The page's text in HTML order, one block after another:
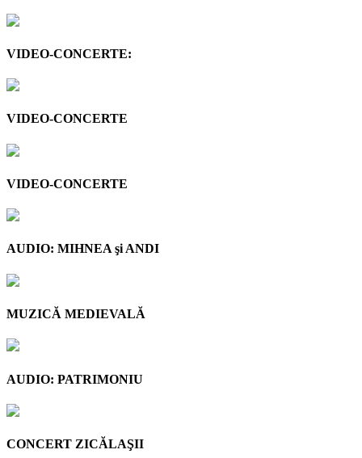
VIDEO-CONCERTE:
VIDEO-CONCERTE
VIDEO-CONCERTE
AUDIO: MIHNEA şi ANDI
MUZICĂ MEDIEVALĂ
AUDIO: PATRIMONIU
CONCERT ZICĂLAŞII